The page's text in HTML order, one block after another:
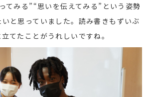
てみる”“思いを伝えてみる”という姿勢
と思っていました。読み書きもずいぶ
てたことがうれしいですね。